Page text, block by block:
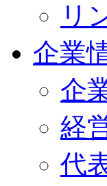
リ
企業
企
経
代